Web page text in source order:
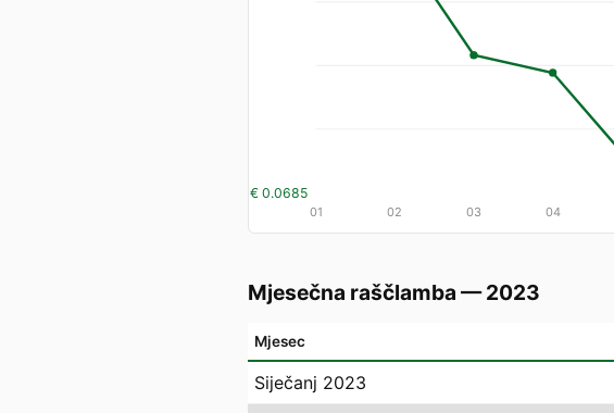
€ 0.0685
01 02 03 04
Mjesečna raščlamba — 2023
Mjesec
Siječanj 2023